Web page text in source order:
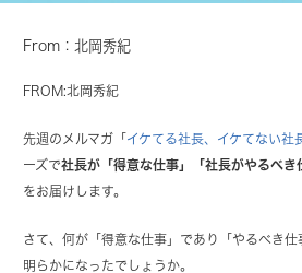
From：北岡秀紀
FROM:北岡秀紀
先週のメルマガ「 イケてる社長、イケてない社
ーズで社長が「得意な仕事」「社長がやるべ
をお届けします。
さて、何が「得意な仕事」であり「やるべき
明らかになったでしょうか。